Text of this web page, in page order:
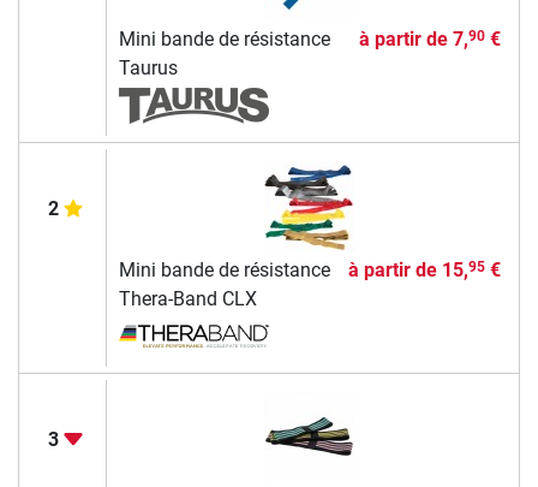
Mini bande de résistance
Taurus
à partir de 7,90€
2
Mini bande de résistance
Thera-Band CLX
à partir de 15,95€
3